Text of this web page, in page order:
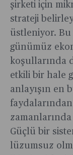
şirketi için
strateji
üstleniyor.
günümüz
koşullarında
etkili bir hale
anlayışın en
zamanlarında
Güçlü bir
lüzumsuz